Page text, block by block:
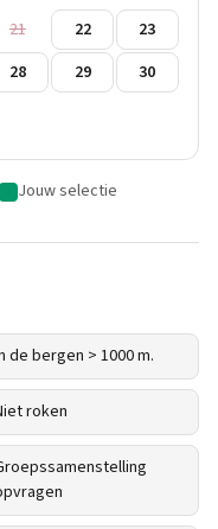
21 22
23
28 29
30
Jouw selectie
de bergen > 1000 m.
roken